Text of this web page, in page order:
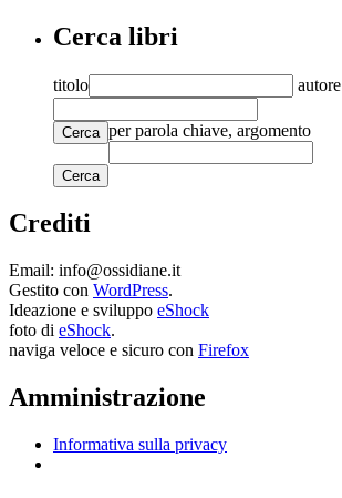
Cerca libri
titolo autore
Cerca per parola chiave, argomento
Crediti
Email: info@ossidiane.it
Gestito con WordPress.
Ideazione e sviluppo eShock
foto di eShock.
naviga veloce e sicuro con Firefox
Amministrazione
Informativa sulla privacy